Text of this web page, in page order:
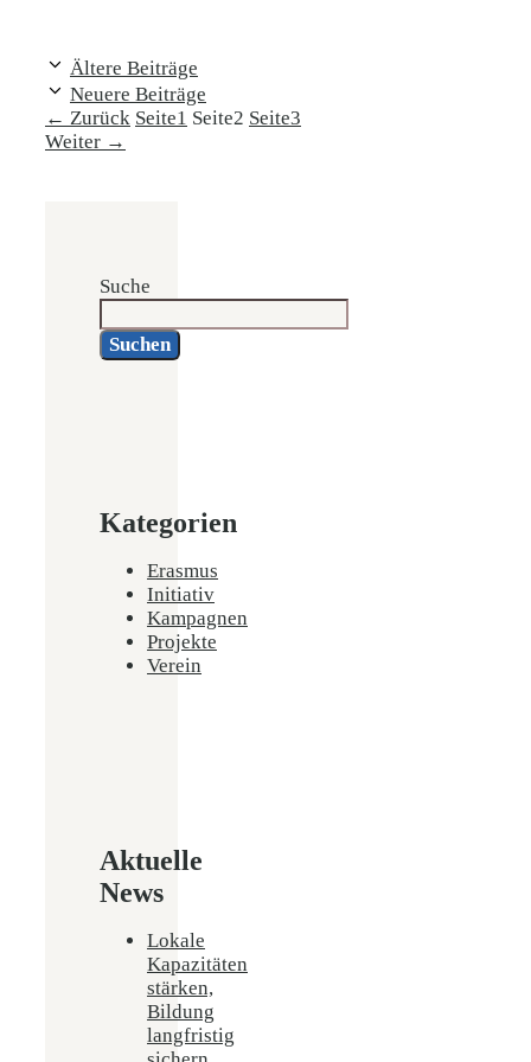
Ältere Beiträge
Neuere Beiträge
← Zurück Seite1 Seite2 Seite3
Weiter →
Suche
Suchen
Kategorien
Erasmus
Initiativ
Kampagnen
Projekte
Verein
Aktuelle
News
Lokale
Kapazitäten
stärken,
Bildung
langfristig